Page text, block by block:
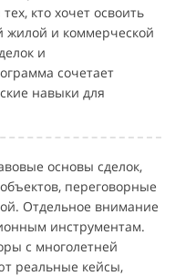
кто хочет освоить
жилой и коммерческой
и
сочетает
навыки для
основы сделок,
переговорные
Отдельное внимание
инструментам.
с многолетней
реальные кейсы,